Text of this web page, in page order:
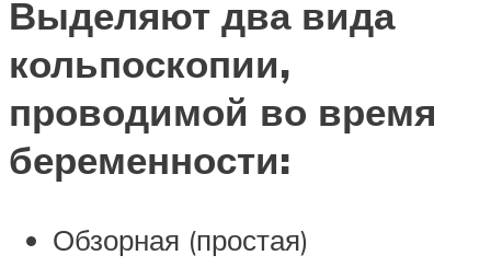
Выделяют два вида
кольпоскопии,
проводимой во время
беременности:
Обзорная (простая)